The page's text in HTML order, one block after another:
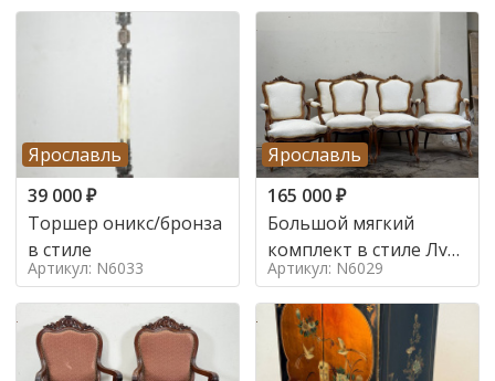
Ярославль
39 000₽
Торшер оникс/бронза
в стиле
Артикул: N6033
Ярославль
165 000₽
Большой мягкий
комплект в стиле Луи
в стиле
Артикул: N6029